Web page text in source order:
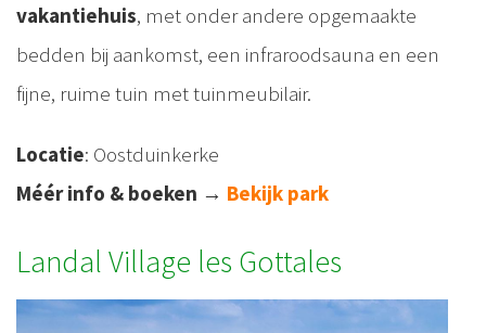
vakantiehuis, met onder andere opgemaakte
bedden bij aankomst, een infraroodsauna en een
fijne, ruime tuin met tuinmeubilair.
Locatie: Oostduinkerke
Méér info & boeken → Bekijk park
Landal Village les Gottales